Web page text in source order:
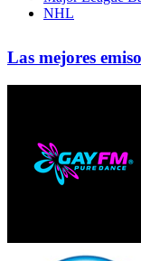
NHL
Las mejores